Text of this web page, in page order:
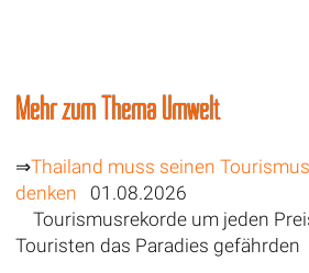
Mehr zum Thema Umwelt
⇒Thailand muss seinen
denken 01.08.2026
Tourismusrekorde um jeden
Touristen das Paradies gefährden